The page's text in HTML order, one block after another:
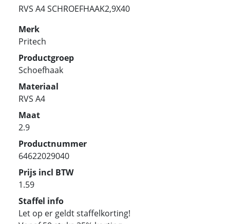
RVS A4 SCHROEFHAAK2,9X40
Merk
Pritech
Productgroep
Schoefhaak
Materiaal
RVS A4
Maat
2.9
Productnummer
64622029040
Prijs incl BTW
1.59
Staffel info
Let op er geldt staffelkorting!